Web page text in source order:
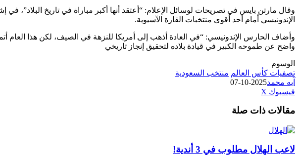
وقال مارتن بايس في تصريحات لوسائل الإعلام: “أعتقد أنها أكبر مباراة في تاريخ البلاد”،
الإندونيسي أمام أحد أقوى منتخبات القارة الآسيوية.
وأضاف الحارس الإندونيسي: “في العادة أذهب إلى أمريكا للنزهة في الصيف، لكن هذا العام
واضح عن طموحه الكبير في قيادة بلاده لتحقيق إنجاز تاريخي
الوسوم
تصفيات كأس العالم منتخب السعودية
آيه محمد2025-10-07
فيسبوك ‫X
البريد
مقالات ذات صلة
لاعب الهلال مطلوب في 3 أندية!